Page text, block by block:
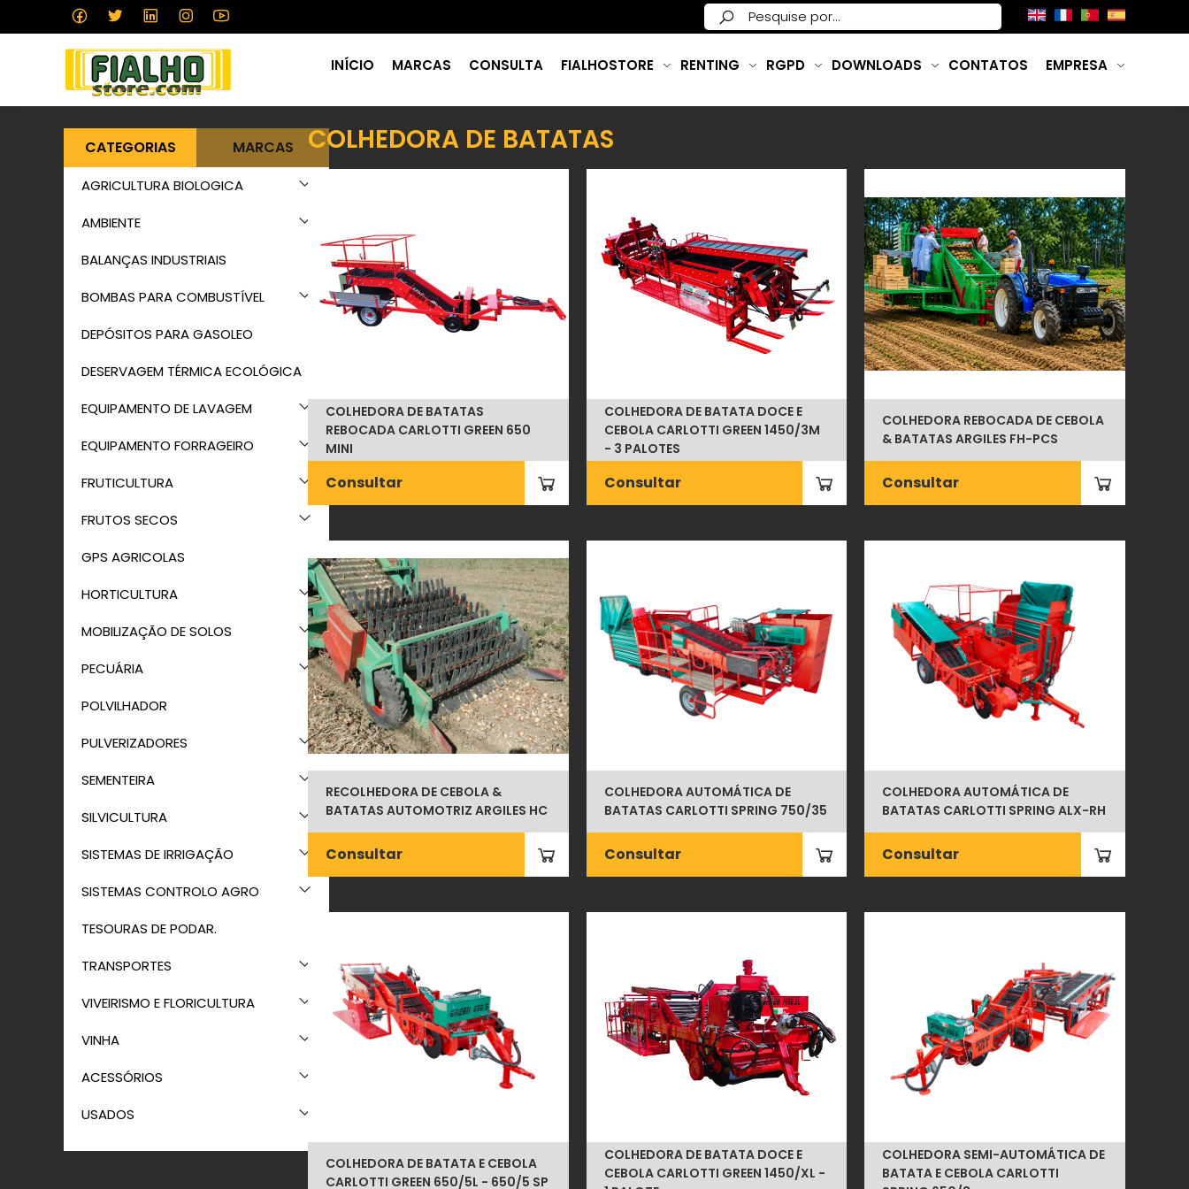
INÍCIO MARCAS CONSULTA FIALHOSTORE RENTING RGPD DOWNLOADS CONTATOS EMPRESA
CATEGORIAS MARCAS
AGRICULTURA BIOLOGICA
AMBIENTE
BALANÇAS INDUSTRIAIS
BOMBAS PARA COMBUSTÍVEL
DEPÓSITOS PARA GASOLEO
DESERVAGEM TÉRMICA ECOLÓGICA
EQUIPAMENTO DE LAVAGEM
EQUIPAMENTO FORRAGEIRO
FRUTICULTURA
FRUTOS SECOS
GPS AGRICOLAS
HORTICULTURA
MOBILIZAÇÃO DE SOLOS
PECUÁRIA
POLVILHADOR
PULVERIZADORES
SEMENTEIRA
SILVICULTURA
SISTEMAS DE IRRIGAÇÃO
SISTEMAS CONTROLO AGRO
TESOURAS DE PODAR.
TRANSPORTES
VIVEIRISMO E FLORICULTURA
VINHA
ACESSÓRIOS
USADOS
COLHEDORA DE BATATAS
COLHEDORA DE BATATAS
REBOCADA CARLOTTI GREEN 650
MINI
Consultar
COLHEDORA DE BATATA DOCE E
CEBOLA CARLOTTI GREEN 1450/3M
- 3 PALOTES
Consultar
COLHEDORA REBOCADA DE CEBOLA
& BATATAS ARGILES FH-PCS
Consultar
RECOLHEDORA DE CEBOLA &
BATATAS AUTOMOTRIZ ARGILES HC
Consultar
COLHEDORA AUTOMÁTICA DE
BATATAS CARLOTTI SPRING 750/35
Consultar
COLHEDORA AUTOMÁTICA DE
BATATAS CARLOTTI SPRING ALX-RH
Consultar
COLHEDORA DE BATATA E CEBOLA
CARLOTTI GREEN 650/5L - 650/5 SP
COLHEDORA DE BATATA DOCE E
CEBOLA CARLOTTI GREEN 1450/XL -
COLHEDORA SEMI-AUTOMÁTICA DE
BATATA E CEBOLA CARLOTTI